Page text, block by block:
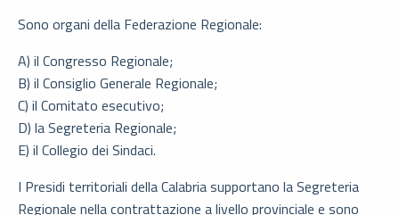
Sono organi della Federazione Regionale:
A) il Congresso Regionale;
B) il Consiglio Generale Regionale;
C) il Comitato esecutivo;
D) la Segreteria Regionale;
E) il Collegio dei Sindaci.
I Presidi territoriali della Calabria supportano la Segreteria
Regionale nella contrattazione a livello provinciale e sono